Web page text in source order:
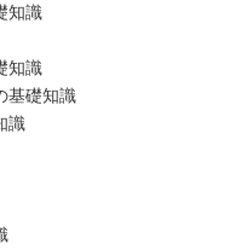
知識
知識
基礎知識
識